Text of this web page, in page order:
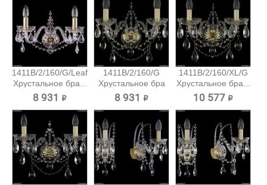
1411B/2/160/G/Leafs
Хрустальное бра...
8 931 ₽
1411B/2/160/G
Хрустальное бра
Bohemia...
8 931 ₽
1411B/2/160/XL/G
Хрустальное бра...
10 577 ₽